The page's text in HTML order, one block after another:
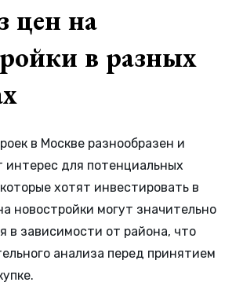
цен на
в разных
в Москве разнообразен и
интерес для потенциальных
хотят инвестировать в
новостройки могут значительно
в зависимости от района, что
анализа перед принятием